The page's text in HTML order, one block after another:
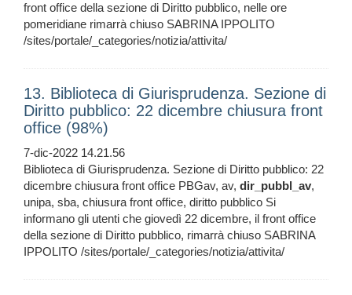
front office della sezione di Diritto pubblico, nelle ore
pomeridiane rimarrà chiuso SABRINA IPPOLITO
/sites/portale/_categories/notizia/attivita/
13. Biblioteca di Giurisprudenza. Sezione di
Diritto pubblico: 22 dicembre chiusura front
office (98%)
7-dic-2022 14.21.56
Biblioteca di Giurisprudenza. Sezione di Diritto pubblico: 22
dicembre chiusura front office PBGav, av, dir_pubbl_av,
unipa, sba, chiusura front office, diritto pubblico Si
informano gli utenti che giovedì 22 dicembre, il front office
della sezione di Diritto pubblico, rimarrà chiuso SABRINA
IPPOLITO /sites/portale/_categories/notizia/attivita/